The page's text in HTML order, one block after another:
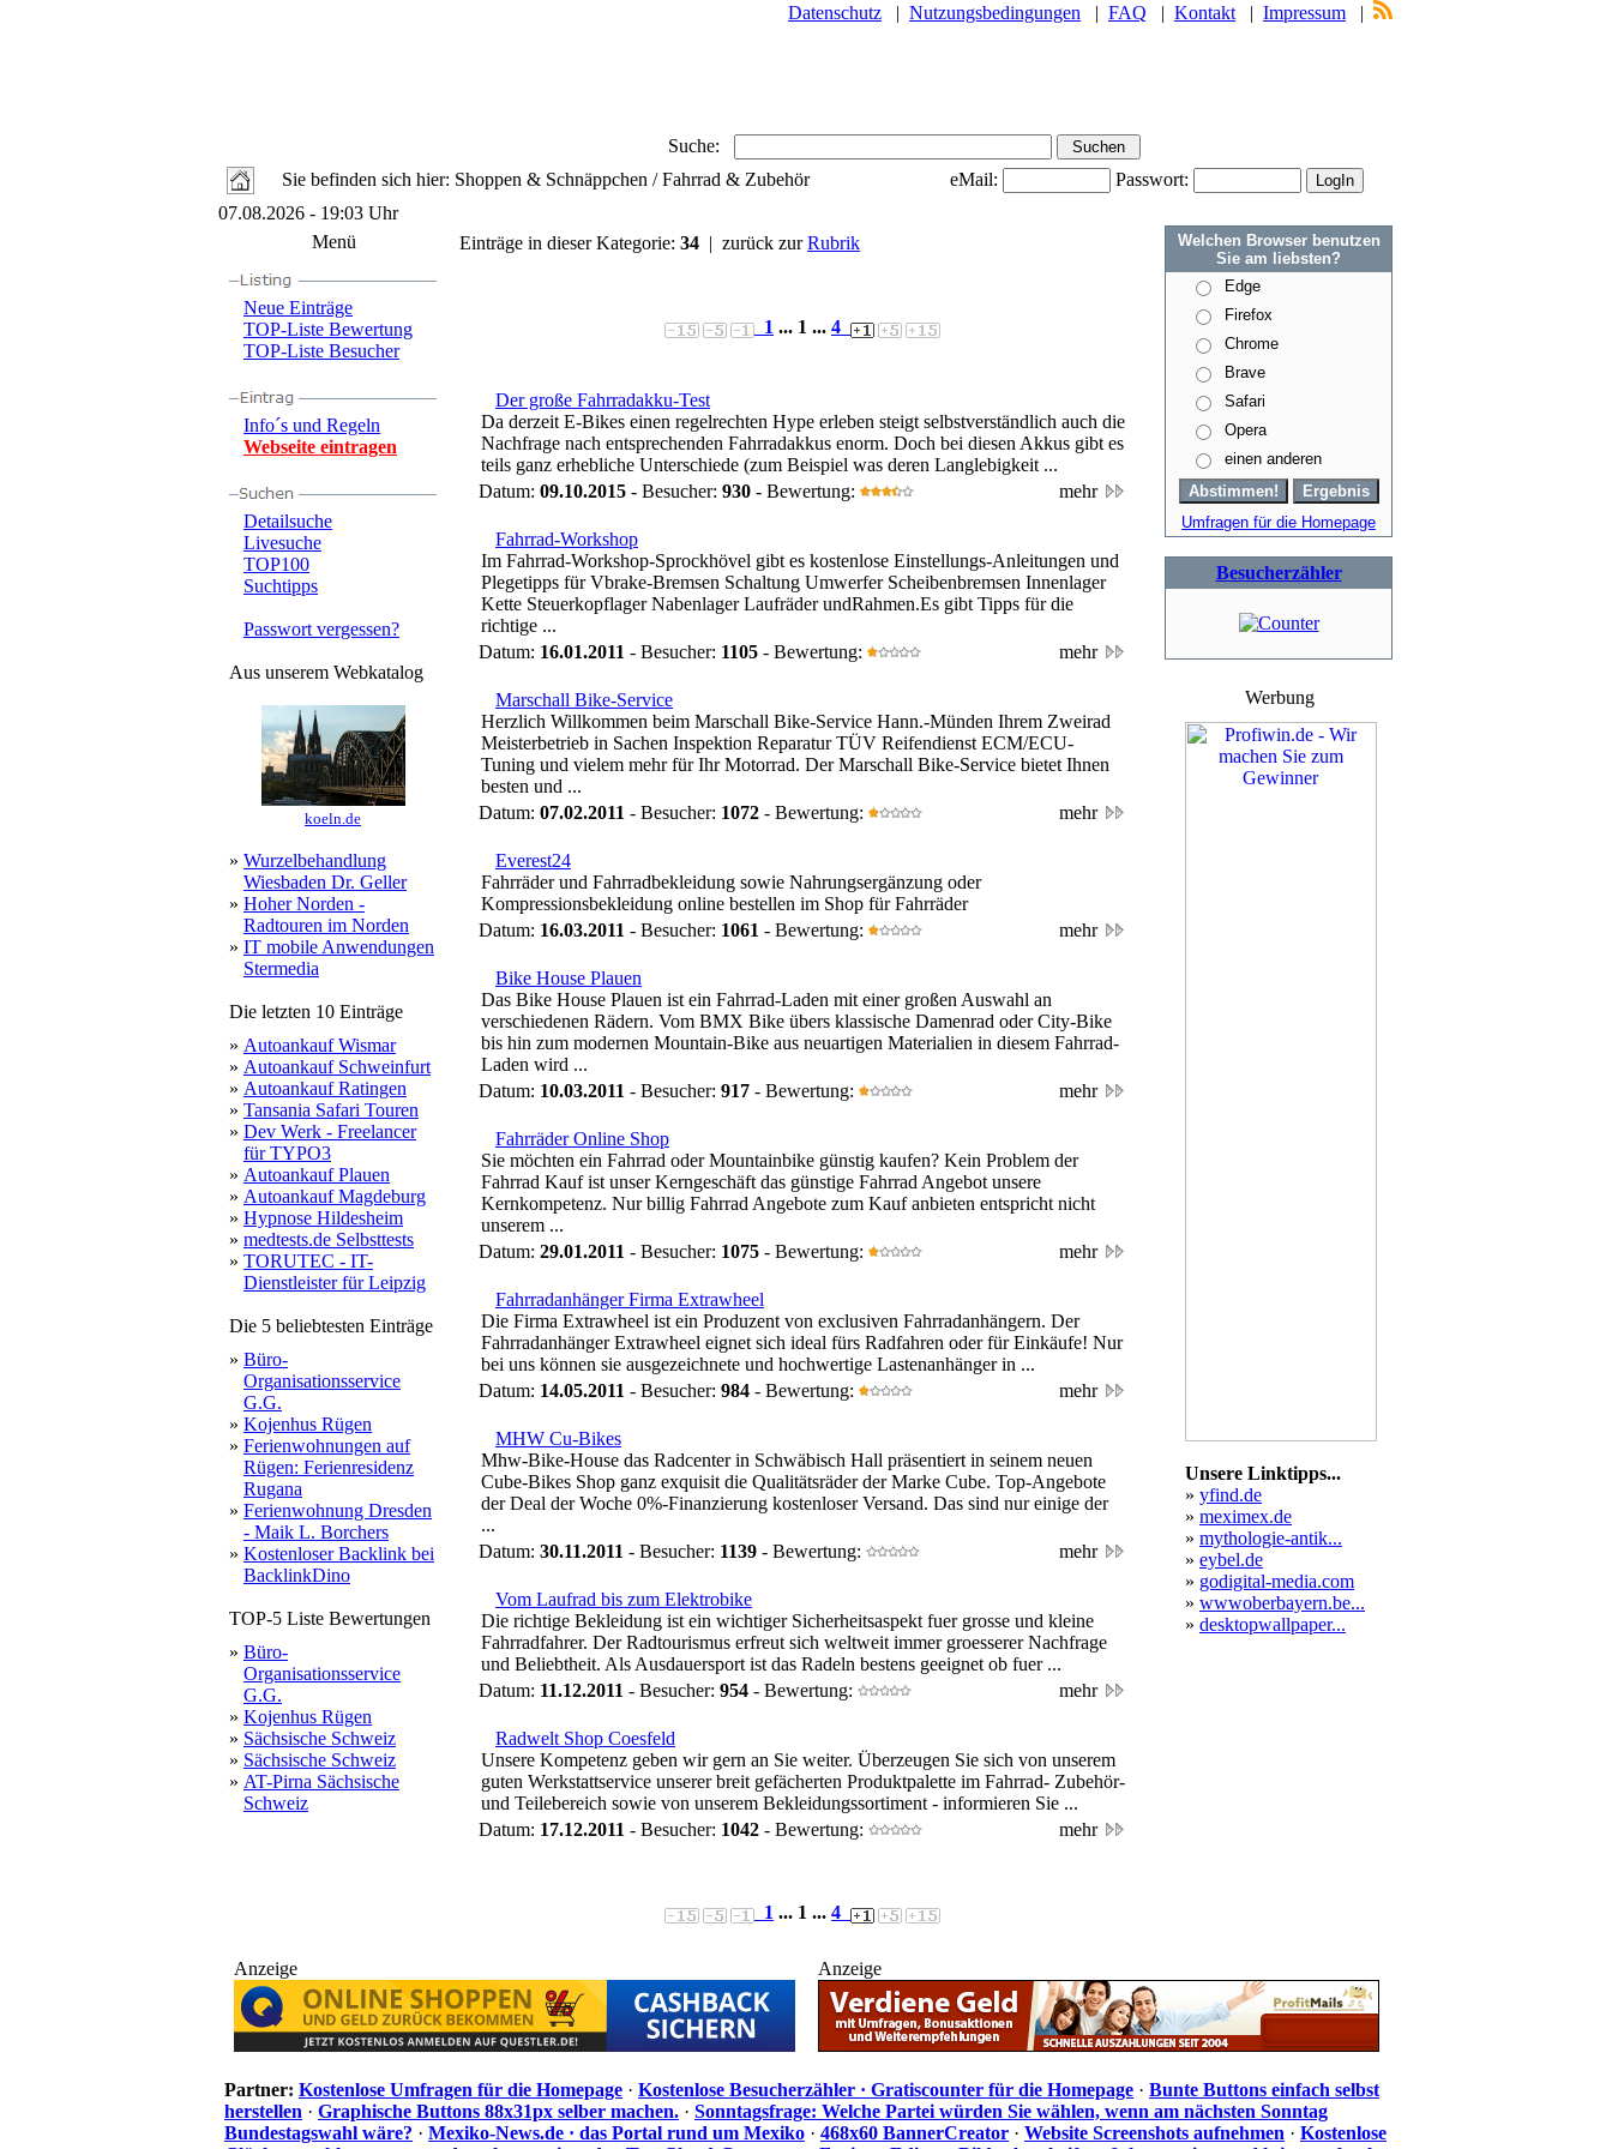
Datenschutz | Nutzungsbedingungen | FAQ | Kontakt | Impressum |
Suche:
Sie befinden sich hier: Shoppen & Schnäppchen / Fahrrad & Zubehör
eMail:
Passwort:
07.08.2026 - 19:03 Uhr
Menü
Neue Einträge
TOP-Liste Bewertung
TOP-Liste Besucher
Info´s und Regeln
Webseite eintragen
Detailsuche
Livesuche
TOP100
Suchtipps
Passwort vergessen?
Aus unserem Webkatalog
koeln.de
» Wurzelbehandlung
Wiesbaden Dr. Geller
» Hoher Norden -
Radtouren im Norden
» IT mobile Anwendungen
Stermedia
Die letzten 10 Einträge
» Autoankauf Wismar
» Autoankauf Schweinfurt
» Autoankauf Ratingen
» Tansania Safari Touren
» Dev Werk - Freelancer
für TYPO3
» Autoankauf Plauen
» Autoankauf Magdeburg
» Hypnose Hildesheim
» medtests.de Selbsttests
» TORUTEC - IT-
Dienstleister für Leipzig
Die 5 beliebtesten Einträge
» Büro-
Organisationsservice
G.G.
» Kojenhus Rügen
» Ferienwohnungen auf
Rügen: Ferienresidenz
Rugana
» Ferienwohnung Dresden
- Maik L. Borchers
» Kostenloser Backlink bei
BacklinkDino
TOP-5 Liste Bewertungen
» Büro-
Organisationsservice
G.G.
» Kojenhus Rügen
» Sächsische Schweiz
» Sächsische Schweiz
» AT-Pirna Sächsische
Schweiz
Einträge in dieser Kategorie: 34 | zurück zurRubrik
1 ... 1 ... 4
Der große Fahrradakku-Test
Da derzeit E-Bikes einen regelrechten Hype erleben steigt selbstverständlich auch die
Nachfrage nach entsprechenden Fahrradakkus enorm. Doch bei diesen Akkus gibt es
teils ganz erhebliche Unterschiede (zum Beispiel was deren Langlebigkeit ...
Datum: 09.10.2015 - Besucher: 930 - Bewertung: mehr
Fahrrad-Workshop
Im Fahrrad-Workshop-Sprockhövel gibt es kostenlose Einstellungs-Anleitungen und
Plegetipps für Vbrake-Bremsen Schaltung Umwerfer Scheibenbremsen Innenlager
Kette Steuerkopflager Nabenlager Laufräder undRahmen.Es gibt Tipps für die
richtige ...
Datum: 16.01.2011 - Besucher: 1105 - Bewertung: mehr
Marschall Bike-Service
Herzlich Willkommen beim Marschall Bike-Service Hann.-Münden Ihrem Zweirad
Meisterbetrieb in Sachen Inspektion Reparatur TÜV Reifendienst ECM/ECU-
Tuning und vielem mehr für Ihr Motorrad. Der Marschall Bike-Service bietet Ihnen
besten und ...
Datum: 07.02.2011 - Besucher: 1072 - Bewertung: mehr
Everest24
Fahrräder und Fahrradbekleidung sowie Nahrungsergänzung oder
Kompressionsbekleidung online bestellen im Shop für Fahrräder
Datum: 16.03.2011 - Besucher: 1061 - Bewertung: mehr
Bike House Plauen
Das Bike House Plauen ist ein Fahrrad-Laden mit einer großen Auswahl an
verschiedenen Rädern. Vom BMX Bike übers klassische Damenrad oder City-Bike
bis hin zum modernen Mountain-Bike aus neuartigen Materialien in diesem Fahrrad-
Laden wird ...
Datum: 10.03.2011 - Besucher: 917 - Bewertung: mehr
Fahrräder Online Shop
Sie möchten ein Fahrrad oder Mountainbike günstig kaufen? Kein Problem der
Fahrrad Kauf ist unser Kerngeschäft das günstige Fahrrad Angebot unsere
Kernkompetenz. Nur billig Fahrrad Angebote zum Kauf anbieten entspricht nicht
unserem ...
Datum: 29.01.2011 - Besucher: 1075 - Bewertung: mehr
Fahrradanhänger Firma Extrawheel
Die Firma Extrawheel ist ein Produzent von exclusiven Fahrradanhängern. Der
Fahrradanhänger Extrawheel eignet sich ideal fürs Radfahren oder für Einkäufe! Nur
bei uns können sie ausgezeichnete und hochwertige Lastenanhänger in ...
Datum: 14.05.2011 - Besucher: 984 - Bewertung: mehr
MHW Cu-Bikes
Mhw-Bike-House das Radcenter in Schwäbisch Hall präsentiert in seinem neuen
Cube-Bikes Shop ganz exquisit die Qualitätsräder der Marke Cube. Top-Angebote
der Deal der Woche 0%-Finanzierung kostenloser Versand. Das sind nur einige der
...
Datum: 30.11.2011 - Besucher: 1139 - Bewertung: mehr
Vom Laufrad bis zum Elektrobike
Die richtige Bekleidung ist ein wichtiger Sicherheitsaspekt fuer grosse und kleine
Fahrradfahrer. Der Radtourismus erfreut sich weltweit immer groesserer Nachfrage
und Beliebtheit. Als Ausdauersport ist das Radeln bestens geeignet ob fuer ...
Datum: 11.12.2011 - Besucher: 954 - Bewertung: mehr
Radwelt Shop Coesfeld
Unsere Kompetenz geben wir gern an Sie weiter. Überzeugen Sie sich von unserem
guten Werkstattservice unserer breit gefächerten Produktpalette im Fahrrad- Zubehör-
und Teilebereich sowie von unserem Bekleidungssortiment - informieren Sie ...
Datum: 17.12.2011 - Besucher: 1042 - Bewertung: mehr
1 ... 1 ... 4
Welchen Browser benutzen
Sie am liebsten?
Edge
Firefox
Chrome
Brave
Safari
Opera
einen anderen
Umfragen für die Homepage
Besucherzähler
Werbung
Unsere Linktipps...
» yfind.de
» meximex.de
» mythologie-antik...
» eybel.de
» godigital-media.com
» wwwoberbayern.be...
» desktopwallpaper...
Anzeige Anzeige
Partner: Kostenlose Umfragen für die Homepage · Kostenlose Besucherzähler · Gratiscounter für die Homepage · Bunte Buttons einfach selbst
herstellen · Graphische Buttons 88x31px selber machen. · Sonntagsfrage: Welche Partei würden Sie wählen, wenn am nächsten Sonntag
Bundestagswahl wäre? · Mexiko-News.de · das Portal rund um Mexiko · 468x60 BannerCreator · Website Screenshots aufnehmen · Kostenlose